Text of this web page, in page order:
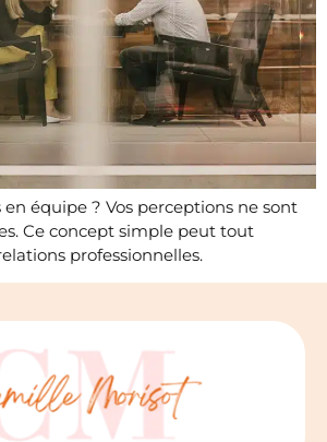
équipe ? Vos perceptions ne sont
Ce concept simple peut tout
professionnelles.